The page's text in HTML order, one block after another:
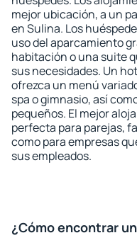
mejor ubicación, a un
en Sulina. Los
uso del aparcamiento
habitación o una suite
sus necesidades. Un
ofrezca un menú
spa o gimnasio, así
pequeños. El mejor
perfecta para parejas,
como para empresas
sus empleados.
¿Cómo encontrar